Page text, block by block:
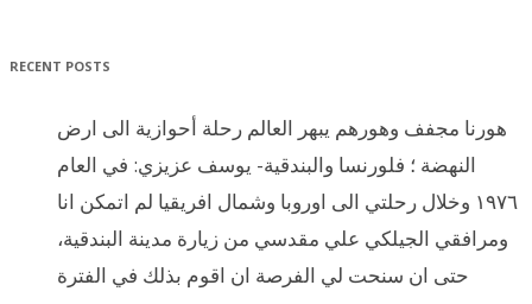
RECENT POSTS
هورنا مجفف وهورهم يبهر العالم رحلة أحوازية الى ارض
النهضة ؛ فلورنسا والبندقية- يوسف عزيزي: في العام
١٩٧٦ وخلال رحلتي الى اوروبا وشمال افريقيا لم اتمكن انا
ومرافقي الجيلكي علي مقدسي من زيارة مدينة البندقية،
حتى ان سنحت لي الفرصة ان اقوم بذلك في الفترة